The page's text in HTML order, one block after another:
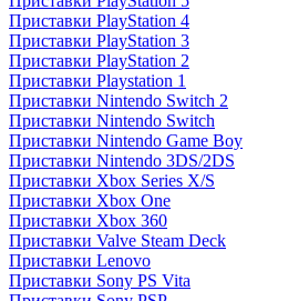
Приставки PlayStation 4
Приставки PlayStation 3
Приставки PlayStation 2
Приставки Playstation 1
Приставки Nintendo Switch 2
Приставки Nintendo Switch
Приставки Nintendo Game Boy
Приставки Nintendo 3DS/2DS
Приставки Xbox Series X/S
Приставки Xbox One
Приставки Xbox 360
Приставки Valve Steam Deck
Приставки Lenovo
Приставки Sony PS Vita